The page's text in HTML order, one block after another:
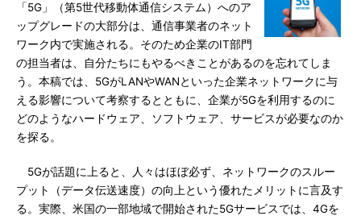
「5G」（第5世代移動体通信システム）へのア
ップグレードの大部分は、通信事業者のネット
ワーク内で実施される。そのため企業のIT部門
の担当者は、自分たちにもやるべきことがあるのを忘れてしま
う。本稿では、5GがLANやWANといった企業ネットワークに与
える影響について考察するとともに、企業が5Gを利用するのに
どのようなハードウェア、ソフトウェア、サービスが必要なのか
を探る。
5Gが話題に上ると、人々はほぼ必ず、ネットワークのスルー
プット（データ伝送速度）の向上という優れたメリットに言及す
る。実際、米国の一部地域で開始された5Gサービスでは、4Gを